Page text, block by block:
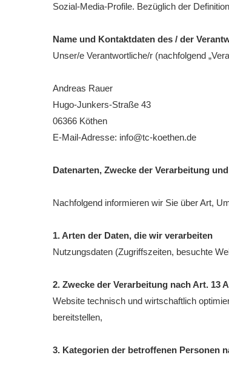
Die
Sozial-Media-Profile. Bezüglich der
Name und Kontaktdaten des / der
Unser/e Verantwortliche/r (nachfolgend
Andreas Rauer
Hugo-Junkers-Straße 43
06366 Köthen
E-Mail-Adresse: info@tc-koethen.de
Datenarten, Zwecke der Verarbeitung
Nachfolgend informieren wir Sie über Art,
1. Arten der Daten, die wir verarbeiten
Nutzungsdaten (Zugriffszeiten, besuchte
2. Zwecke der Verarbeitung nach Art. 13
Website technisch und wirtschaftlich
bereitstellen,
3. Kategorien der betroffenen Personen